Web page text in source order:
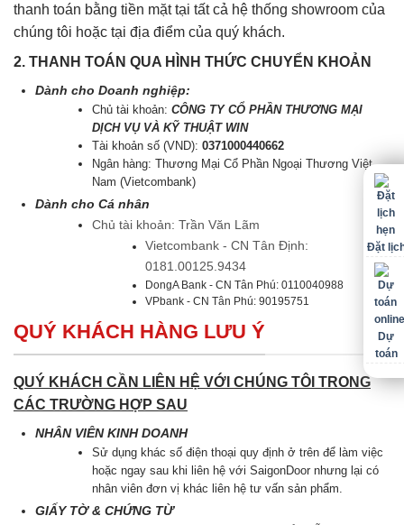
thanh toán bằng tiền mặt tại tất cả hệ thống showroom của
chúng tôi hoặc tại địa điểm của quý khách.
2. THANH TOÁN QUA HÌNH THỨC CHUYỂN KHOẢN
Dành cho Doanh nghiệp:
Chủ tài khoản:CÔNG TY CỔ PHẦN THƯƠNG MẠI
DỊCH VỤ VÀ KỸ THUẬT WIN
Tài khoản số (VND):0371000440662
Ngân hàng: Thương Mại Cổ Phần Ngoại Thương Việt
Nam (Vietcombank)
Dành cho Cá nhân
Chủ tài khoản: Trần Văn Lãm
Vietcombank - CN Tân Định:
0181.00125.9434
DongA Bank - CN Tân Phú: 0110040988
VPbank - CN Tân Phú: 90195751
QUÝ KHÁCH HÀNG LƯU Ý
QUÝ KHÁCH CẦN LIÊN HỆ VỚI CHÚNG TÔI TRONG
CÁC TRƯỜNG HỢP SAU
NHÂN VIÊN KINH DOANH
Sử dụng khác số điện thoại quy định ở trên để làm việc
hoặc ngay sau khi liên hệ với SaigonDoor nhưng lại có
nhân viên đơn vị khác liên hệ tư vấn sản phẩm.
GIẤY TỜ & CHỨNG TỪ
Đặt
Dự
toán